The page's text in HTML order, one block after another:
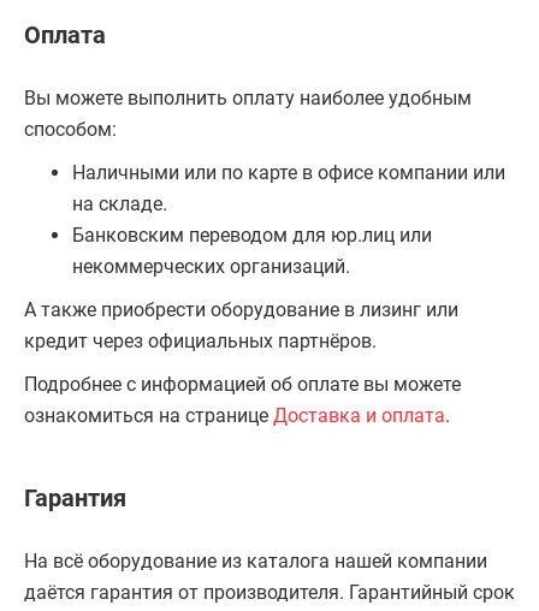
Оплата
Вы можете выполнить оплату наиболее удобным
способом:
Наличными или по карте в офисе компании или
на складе.
Банковским переводом для юр.лиц или
некоммерческих организаций.
А также приобрести оборудование в лизинг или
кредит через официальных партнёров.
Подробнее с информацией об оплате вы можете
ознакомиться на странице Доставка и оплата.
Гарантия
На всё оборудование из каталога нашей компании
даётся гарантия от производителя. Гарантийный срок